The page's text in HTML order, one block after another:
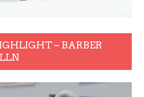
– BARBER